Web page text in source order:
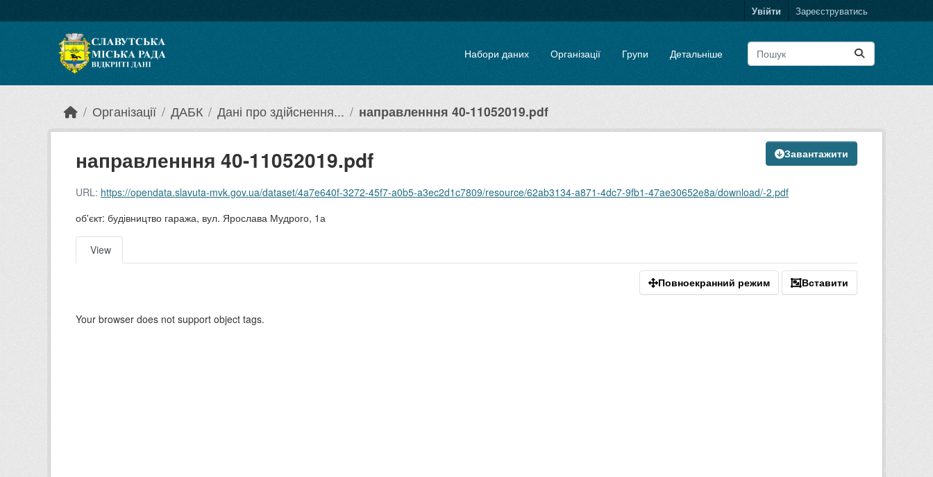
Увійти Зареєструватись
Набори даних Організації Групи Детальніше
Організації ДАБК Дані про здійснення... направленння 40-11052019.pdf
Завантажити
направленння 40-11052019.pdf
URL: https://opendata.slavuta-mvk.gov.ua/dataset/4a7e640f-3272-45f7-a0b5-a3ec2d1c7809/resource/62ab3134-a871-4dc7-9fb1-47ae30652e8a/download/-2.pdf
об'єкт: будівництво гаража, вул. Ярослава Мудрого, 1а
View
Повноекранний режим Вставити
Your browser does not support object tags.